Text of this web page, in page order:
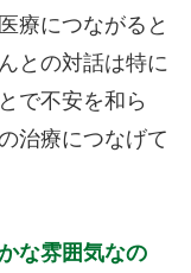
療につながると
との対話は特に
で不安を和ら
治療につなげて
な雰囲気なの